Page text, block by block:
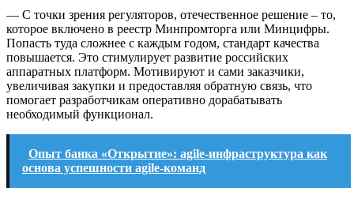
— С точки зрения регуляторов, отечественное решение – то,
которое включено в реестр Минпромторга или Минцифры.
Попасть туда сложнее с каждым годом, стандарт качества
повышается. Это стимулирует развитие российских
аппаратных платформ. Мотивируют и сами заказчики,
увеличивая закупки и предоставляя обратную связь, что
помогает разработчикам оперативно дорабатывать
необходимый функционал.
Опыт банка «Открытие»: agile-инфраструктура как
основа успешности agile-команд